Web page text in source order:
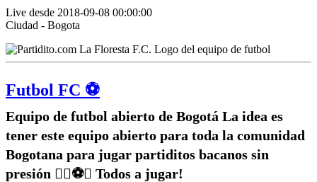
Live desde 2018-09-08 00:00:00
Ciudad - Bogota
Futbol FC ⚽️
Equipo de futbol abierto de Bogotá La idea es
tener este equipo abierto para toda la comunidad
Bogotana para jugar partiditos bacanos sin
presión ✌🏽⚽️🥅 Todos a jugar!